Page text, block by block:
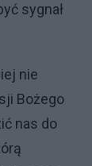
sygnał
nie
Bożego
nas do